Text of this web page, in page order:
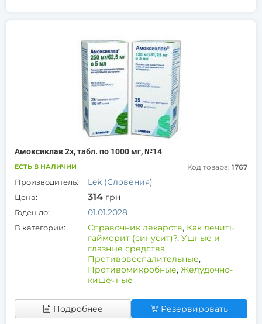
Амоксиклав 2х, табл. по 1000 мг, №14
ЕСТЬ В НАЛИЧИИ Код товара: 1767
Производитель: Lek (Словения)
Цена: 314 грн
Годен до: 01.01.2028
В категории: Справочник лекарств, Как лечить
гайморит (синусит)?, Ушные и
глазные средства,
Противовоспалительные,
Противомикробные, Желудочно-
кишечные
Подробнее Резервировать